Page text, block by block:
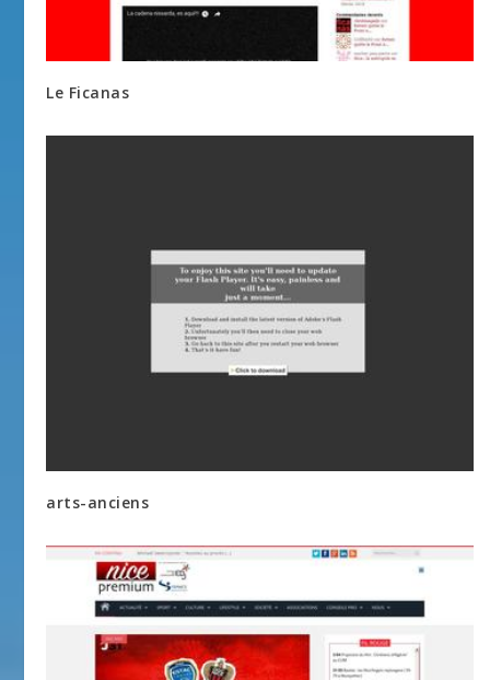
Le Ficanas
arts-anciens